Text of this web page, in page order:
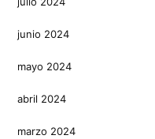
junio 2024
mayo 2024
abril 2024
marzo 2024